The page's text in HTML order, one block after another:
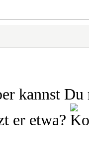
kannst
er etwa?